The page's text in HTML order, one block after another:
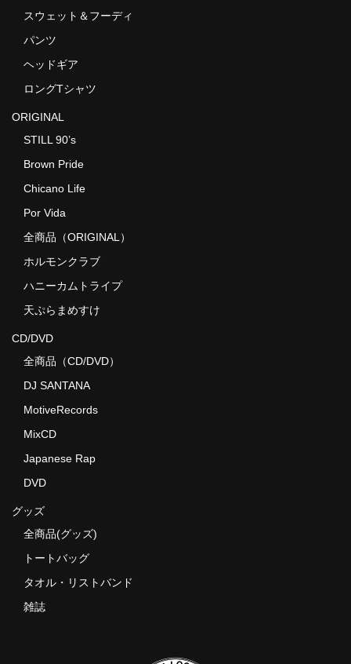
スウェット＆フーディ
パンツ
ヘッドギア
ロングTシャツ
ORIGINAL
STILL 90’s
Brown Pride
Chicano Life
Por Vida
全商品（ORIGINAL）
ホルモンクラブ
ハニーカムトライプ
天ぷらまめすけ
CD/DVD
全商品（CD/DVD）
DJ SANTANA
MotiveRecords
MixCD
Japanese Rap
DVD
グッズ
全商品(グッズ)
トートバッグ
タオル・リストバンド
雑誌